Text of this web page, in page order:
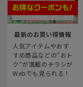
最新のお買い得情報
人気アイテムやおす
すめ商品などの“おト
ク“が満載のチラシが
Webでも見られる！